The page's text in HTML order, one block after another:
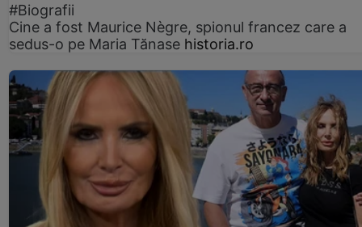
#Biografii
Cine a fost Maurice Nègre, spionul francez care a
sedus-o pe Maria Tănase historia.ro